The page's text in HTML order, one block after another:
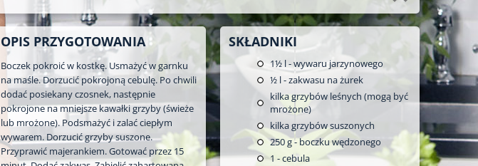
OPIS PRZYGOTOWANIA
Boczek pokroić w kostkę. Usmażyć w garnku
na maśle. Dorzucić pokrojoną cebulę. Po chwili
dodać posiekany czosnek, następnie
pokrojone na mniejsze kawałki grzyby (świeże
lub mrożone). Podsmażyć i zalać ciepłym
wywarem. Dorzucić grzyby suszone.
Przyprawić majerankiem. Gotować przez 15
SKŁADNIKI
1½ l - wywaru jarzynowego
½ l - zakwasu na żurek
kilka grzybów leśnych (mogą być
mrożone)
kilka grzybów suszonych
250g - boczku wędzonego
1 - cebula